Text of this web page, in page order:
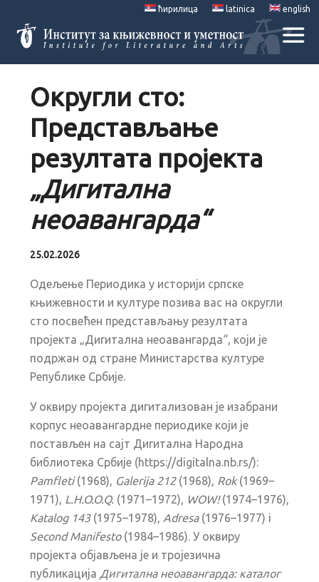
ћирилица latinica english
Округли сто:
Представљање
резултата пројекта
„Дигитална
неоавангарда“
25.02.2026
Одељење Периодика у историји српске
књижевности и културе позива вас на округли
сто посвећен представљању резултата
пројекта „Дигитална неоавангарда“, који је
подржан од стране Министарства културе
Републике Србије.
У оквиру пројекта дигитализован је изабрани
корпус неоавангардне периодике који је
постављен на сајт Дигитална Народна
библиотека Србије (https://digitalna.nb.rs/):
Pamfleti(1968), Galerija 212(1968), Rok(1969–
1971), L.H.O.O.Q. (1971–1972), WOW!(1974–1976),
Katalog 143(1975–1978), Adresa(1976–1977) i
Second Manifesto(1984–1986). У оквиру
пројекта објављена је и тројезична
публикација Дигитална неоавангарда: каталог